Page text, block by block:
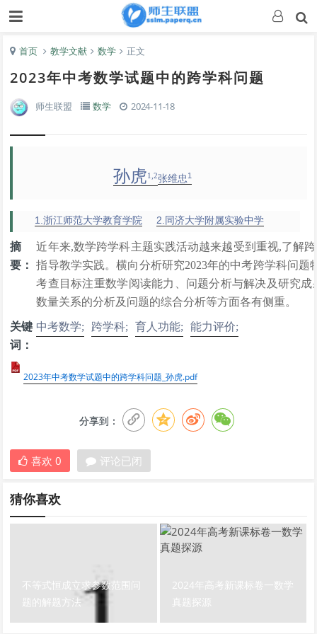
首页 教学文献 数学 正文
2023年中考数学试题中的跨学科问题
师生联盟 数学 2024-11-18
孙虎1,2张维忠 1
1.浙江师范大学教育学院 2.同济大学附属实验中学
摘
要：
近年来,数学跨学科主题实践活动越来越受到重视,了解
指导教学实践。横向分析研究2023年的中考跨学科问
考查目标注重数学阅读能力、问题分析与解决及研究
数量关系的分析及问题的综合分析等方面各有侧重。
关键
词：
中考数学; 跨学科; 育人功能; 能力评价;
2023年中考数学试题中的跨学科问题_孙虎.pdf
分享到：
喜欢 0 评论已闭
猜你喜欢
不等式恒成立求参数范围问
题的解题方法
2024年高考新课标卷一数学
真题探源